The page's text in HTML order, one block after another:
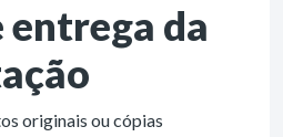
entrega da
originais ou cópias